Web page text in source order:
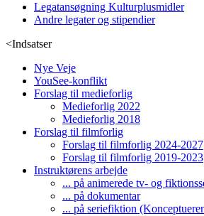
Legatansøgning Kulturplusmidler
Andre legater og stipendier
<Indsatser
Nye Veje
YouSee-konflikt
Forslag til medieforlig
Medieforlig 2022
Medieforlig 2018
Forslag til filmforlig
Forslag til filmforlig 2024-2027
Forslag til filmforlig 2019-2023
Instruktørens arbejde
... på animerede tv- og
... på dokumentar
... på seriefiktion